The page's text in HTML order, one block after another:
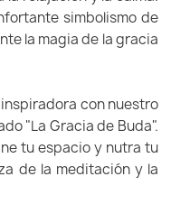
simbolismo de
la magia de la gracia
con nuestro
"La Gracia de Buda".
tu espacio y nutra tu
de la meditación y la